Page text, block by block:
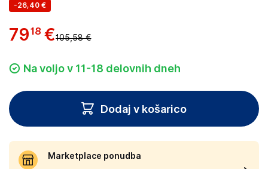
-26,40 €
7918 €105,58 €
Na voljo v 11-18 delovnih dneh
Dodaj v košarico
Marketplace ponudba